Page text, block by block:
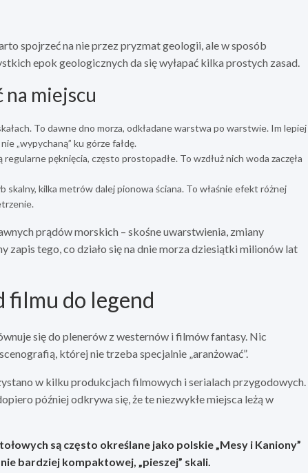
spojrzeć na nie przez pryzmat geologii, ale w sposób
epok geologicznych da się wyłapać kilka prostych zasad.
miejscu
To dawne dno morza, odkładane warstwa po warstwie. Im lepiej
„wypychaną” ku górze fałdę.
pęknięcia, często prostopadłe. To wzdłuż nich woda zaczęła
skalny, kilka metrów dalej pionowa ściana. To właśnie efekt różnej
prądów morskich – skośne uwarstwienia, zmiany
zapis tego, co działo się na dnie morza dziesiątki milionów lat
filmu do legend
się do plenerów z westernów i filmów fantasy. Nic
której nie trzeba specjalnie „aranżować”.
w kilku produkcjach filmowych i serialach przygodowych.
później odkrywa się, że te niezwykłe miejsca leżą w
są często określane jako polskie „Mesy i Kaniony”
bardziej kompaktowej, „pieszej” skali.